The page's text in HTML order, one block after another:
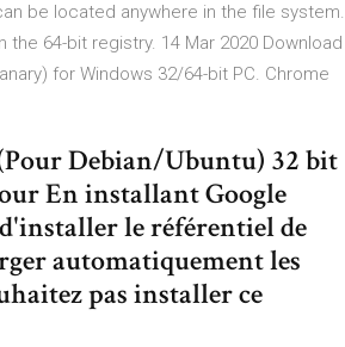
be located anywhere in the file system.
64-bit registry. 14 Mar 2020 Download
for Windows 32/64-bit PC. Chrome
Debian/Ubuntu) 32 bit
En installant Google
le référentiel de
automatiquement les
pas installer ce